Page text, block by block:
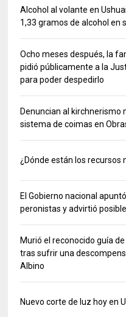
Alcohol al volante en
1,33 gramos de alcohol en
Ocho meses después, la
pidió públicamente a la
para poder despedirlo
Denuncian al kirchnerismo
sistema de coimas en
¿Dónde están los recursos
El Gobierno nacional
peronistas y advirtió
Murió el reconocido guía
tras sufrir una
Albino
Nuevo corte de luz hoy en